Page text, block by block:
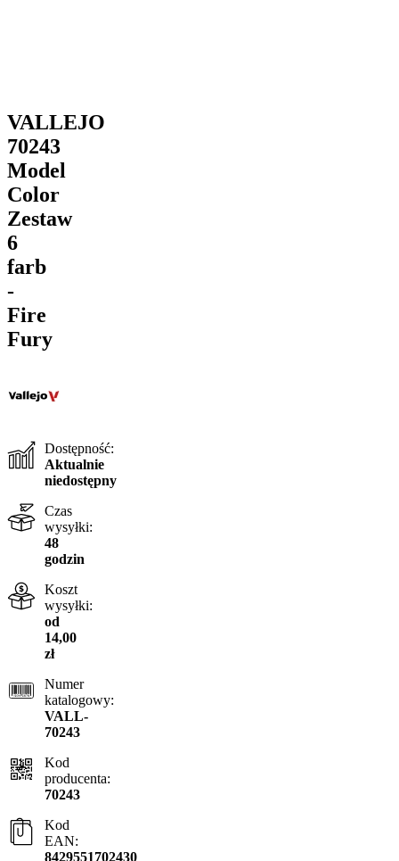
VALLEJO
70243
Model
Color
Zestaw
6
farb
-
Fire
Fury
Dostępność:
Aktualnie
niedostępny
Czas
wysyłki:
48
godzin
Koszt
wysyłki:
od
14,00
zł
Numer
katalogowy:
VALL-
70243
Kod
producenta:
70243
Kod
EAN:
8429551702430